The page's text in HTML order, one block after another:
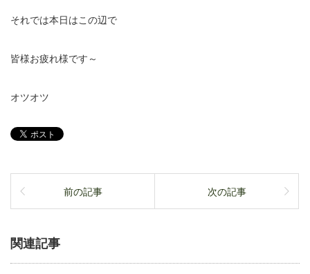
それでは本日はこの辺で
皆様お疲れ様です～
オツオツ
前の記事 次の記事
関連記事